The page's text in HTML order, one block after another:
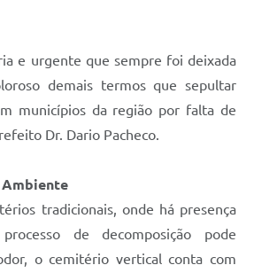
e urgente que sempre foi deixada
demais termos que sepultar
municípios da região por falta de
Dr. Dario Pacheco.
tradicionais, onde há presença
de decomposição pode
o cemitério vertical conta com